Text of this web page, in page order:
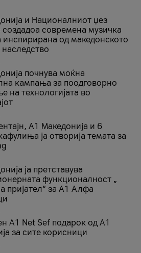
и Националниот џез
создадоа современа музичка
инспирирана од македонското
наследство
почнува моќна
кампања за поодговорно
на технологијата во
A1 Македонија и 6
ја отворија темата за
ја претставува
функционалност „
пријател“ за А1 Алфа
A1 Net Sеf подарок од А1
за сите корисници